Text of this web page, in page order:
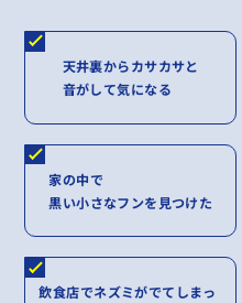
天井裏からカサカサと
音がして気になる
家の中で
黒い小さなフンを見つけた
飲食店でネズミがでてしまっ